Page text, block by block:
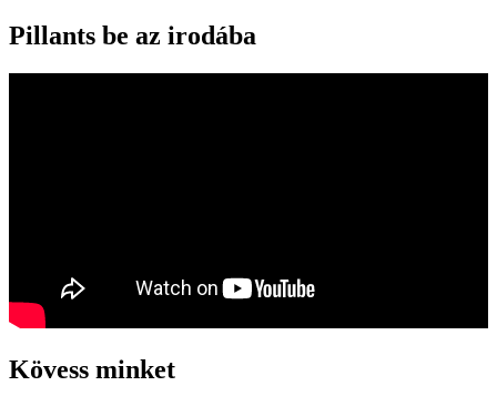
Pillants be az irodába
Kövess minket